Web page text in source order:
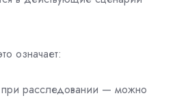
означает:
при расследовании — можно